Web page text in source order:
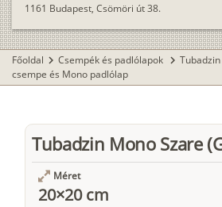
1161 Budapest, Csömöri út 38.
Főoldal chevron_right Csempék és padlólapok chevron_right Tubadzin
csempe és Mono padlólap
Tubadzin Mono Szare
Méret
20×20 cm